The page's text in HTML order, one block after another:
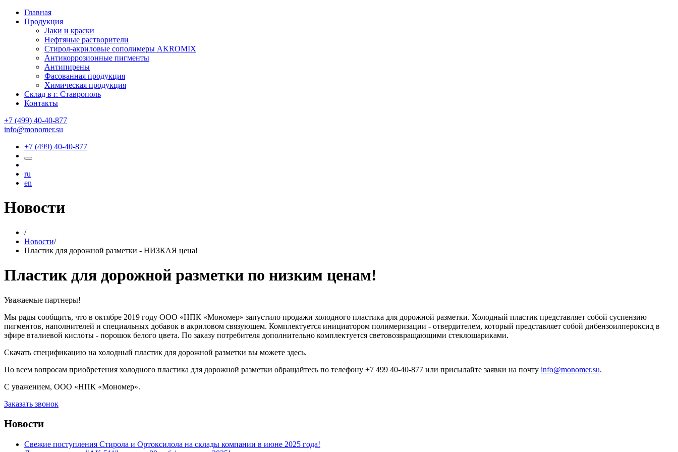
Главная
Продукция
Лаки и краски
Нефтяные растворители
Стирол-акриловые сополимеры AKROMIX
Антикоррозионные пигменты
Антипирены
Фасованная продукция
Химическая продукция
Склад в г. Ставрополь
Контакты
+7 (499) 40-40-877
info@monomer.su
+7 (499) 40-40-877
ru
en
Новости
/
Новости/
Пластик для дорожной разметки - НИЗКАЯ цена!
Пластик для дорожной разметки по низким ценам!
Уважаемые партнеры!
Мы рады сообщить, что в октябре 2019 году ООО «НПК «Мономер» запустило продажи холодного пластика для дорожной разметки. Холодный пластик представляет собой суспензию
пигментов, наполнителей и специальных добавок в акриловом связующем. Комплектуется инициатором полимеризации - отвердителем, который представляет собой дибензоилпероксид в
эфире вталиевой кислоты - порошок белого цвета. По заказу потребителя дополнительно комплектуется световозвращающими стеклошариками.
Скачать спецификацию на холодный пластик для дорожной разметки вы можете здесь.
По всем вопросам приобретения холодного пластика для дорожной разметки обращайтесь по телефону +7 499 40-40-877 или присылайте заявки на почту info@monomer.su.
С уважением, ООО «НПК «Мономер».
Заказать звонок
Новости
Свежие поступления Стирола и Ортоксилола на склады компании в июне 2025 года!